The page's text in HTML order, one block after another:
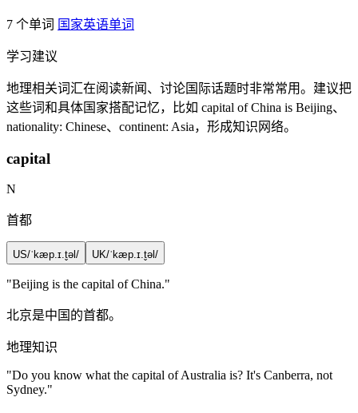
7 个单词 国家英语单词
学习建议
地理相关词汇在阅读新闻、讨论国际话题时非常常用。建议把
这些词和具体国家搭配记忆，比如 capital of China is Beijing、
nationality: Chinese、continent: Asia，形成知识网络。
capital
N
首都
US/ˈkæp.ɪ.t̬əl/ UK/ˈkæp.ɪ.t̬əl/
"Beijing is the capital of China."
北京是中国的首都。
地理知识
"Do you know what the capital of Australia is? It's Canberra, not
Sydney."